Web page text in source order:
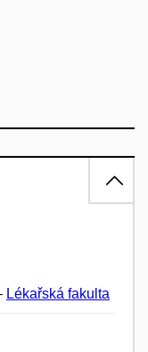
Lékařská fakulta